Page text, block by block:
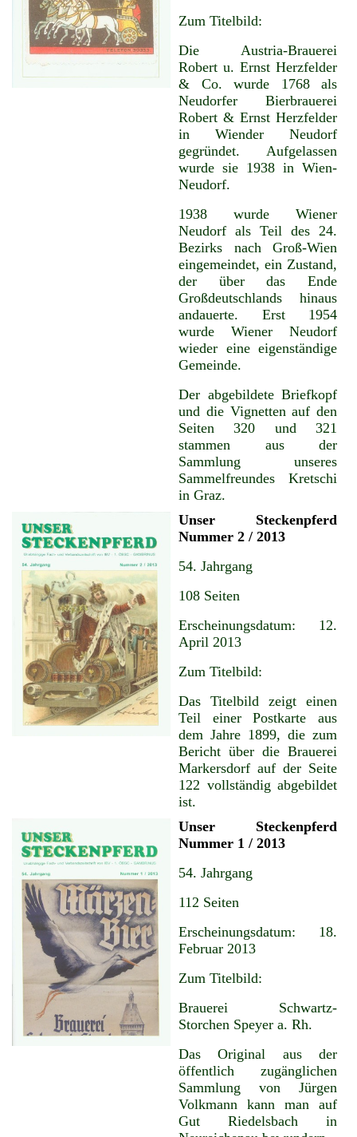
Zum Titelbild:
Die Austria-Brauerei
Robert u. Ernst Herzfelder
& Co. wurde 1768 als
Neudorfer Bierbrauerei
Robert & Ernst Herzfelder
in Wiender Neudorf
gegründet. Aufgelassen
wurde sie 1938 in Wien-
Neudorf.
1938 wurde Wiener
Neudorf als Teil des 24.
Bezirks nach Groß-Wien
eingemeindet, ein Zustand,
der über das Ende
Großdeutschlands hinaus
andauerte. Erst 1954
wurde Wiener Neudorf
wieder eine eigenständige
Gemeinde.
Der abgebildete Briefkopf
und die Vignetten auf den
Seiten 320 und 321
stammen aus der
Sammlung unseres
Sammelfreundes Kretschi
in Graz.
Unser Steckenpferd
Nummer 2 / 2013
54. Jahrgang
108 Seiten
Erscheinungsdatum: 12.
April 2013
Zum Titelbild:
Das Titelbild zeigt einen
Teil einer Postkarte aus
dem Jahre 1899, die zum
Bericht über die Brauerei
Markersdorf auf der Seite
122 vollständig abgebildet
ist.
Unser Steckenpferd
Nummer 1 / 2013
54. Jahrgang
112 Seiten
Erscheinungsdatum: 18.
Februar 2013
Zum Titelbild:
Brauerei Schwartz-
Storchen Speyer a. Rh.
Das Original aus der
öffentlich zugänglichen
Sammlung von Jürgen
Volkmann kann man auf
Gut Riedelsbach in